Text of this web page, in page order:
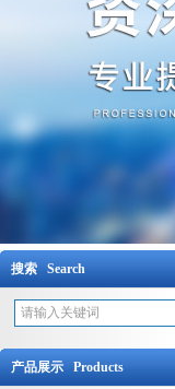
搜索 Search
产品展示 Products